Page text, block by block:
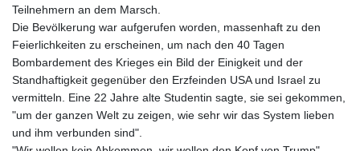
Teilnehmern an dem Marsch.
Die Bevölkerung war aufgerufen worden, massenhaft zu den
Feierlichkeiten zu erscheinen, um nach den 40 Tagen
Bombardement des Krieges ein Bild der Einigkeit und der
Standhaftigkeit gegenüber den Erzfeinden USA und Israel zu
vermitteln. Eine 22 Jahre alte Studentin sagte, sie sei gekommen,
"um der ganzen Welt zu zeigen, wie sehr wir das System lieben
und ihm verbunden sind".